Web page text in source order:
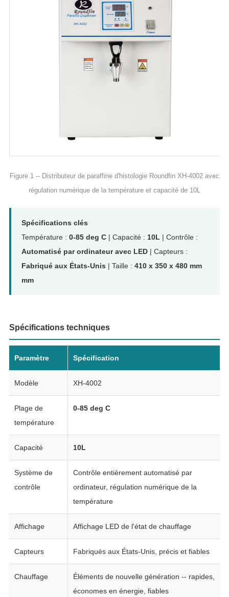
Figure 1 -- Distributeur de paraffine d'histologie Roundfin XH-4002 avec
régulation numérique de la température et capacité de 10L
Spécifications clés
Température : 0-85 deg C| Capacité : 10L | Contrôle :
Automatisé par ordinateur avec LED| Capteurs :
Fabriqué aux États-Unis | Taille : 410 x 350 x 480 mm
mm
Spécifications techniques
Paramètre Spécification
Modèle XH-4002
Plage de
température
0-85 deg C
Capacité 10L
Système de
contrôle
Contrôle entièrement automatisé par
ordinateur, régulation numérique de la
température
Affichage Affichage LED de l'état de chauffage
Capteurs Fabriqués aux États-Unis, précis et fiables
Chauffage
Éléments de nouvelle génération -- rapides,
économes en énergie, fiables